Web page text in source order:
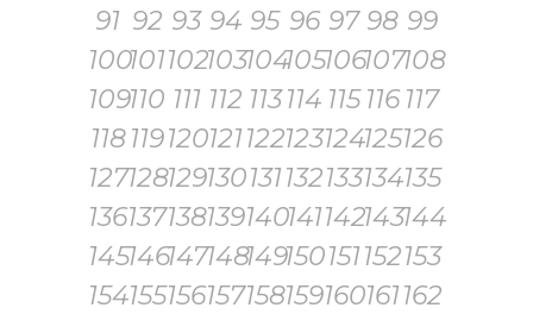
91 92 93 94 95 96 97 98 99
100101102103104105106107108
109110 111 112 113 114 115 116 117
118 119120121122123124125126
127128129130131132133134135
136137138139140141142143144
145146147148149150151152153
154155156157158159160161162